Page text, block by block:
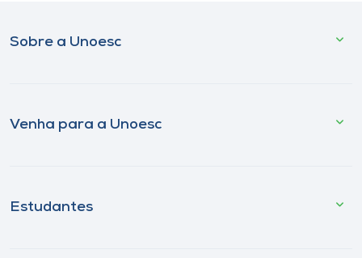
Sobre a Unoesc
Venha para a Unoesc
Estudantes